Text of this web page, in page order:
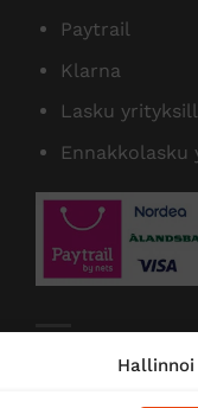
Paytrail
Klarna
Lasku
Ennakkolasku
Toimitustavat